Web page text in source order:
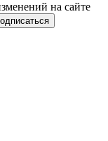
на сайте